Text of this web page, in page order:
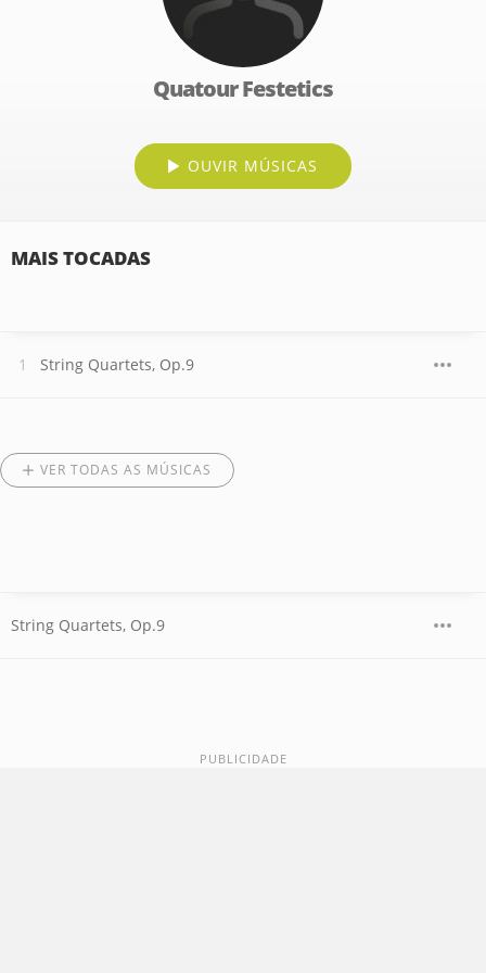
Quatour Festetics
OUVIR MÚSICAS
MAIS TOCADAS
String Quartets, Op.9
VER TODAS AS MÚSICAS
String Quartets, Op.9